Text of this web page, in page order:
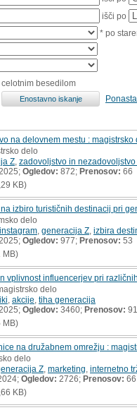
išči po
* po
besedilom
na delovnem mestu : magistrsko
delo
Z zadovoljstvo in
Ogledov: 872; Prenosov: 66
KB)
izbiro turističnih destinacij pri
delo
instagram generacija Z izbira
Ogledov: 977; Prenosov: 53
MB)
vplivnost influencerjev pri
delo
akcije tiha generacija
Ogledov: 3460; Prenosov: 91
MB)
na družabnem omrežju :
delo
Z marketing internetno
Ogledov: 2726; Prenosov: 66
KB)